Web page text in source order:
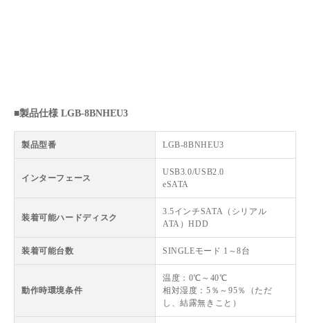
■製品仕様 LGB-8BNHEU3
製品型番 LGB-8BNHEU3
インターフェース
USB3.0/USB2.0
eSATA
装着可能ハードディスク
3.5インチSATA（シリアル
ATA）HDD
装着可能台数 SINGLEモード 1～8台
動作時環境条件
温度：0℃～40℃
相対湿度：5％～95％（ただ
し、結露無きこと）